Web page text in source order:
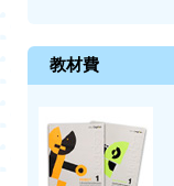
教材費